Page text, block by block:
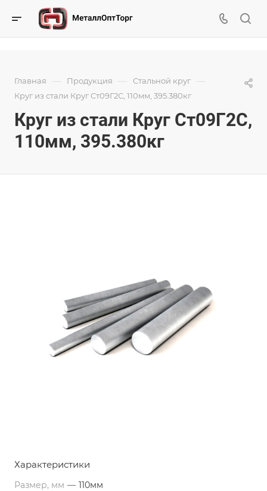
Главная — Продукция — Стальной круг —
Круг из стали Круг Ст09Г2С, 110мм, 395.380кг
Круг из стали Круг Ст09Г2С,
110мм, 395.380кг
Характеристики
Размер, мм — 110мм